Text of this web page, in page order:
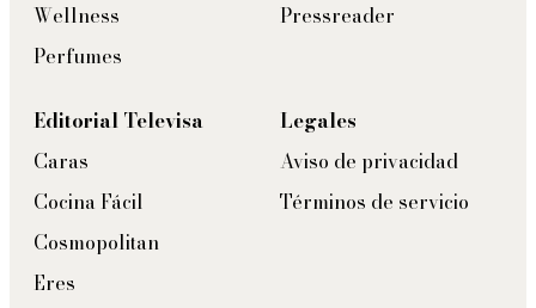
Wellness
Perfumes
Pressreader
Editorial Televisa
Caras
Cocina Fácil
Cosmopolitan
Eres
Legales
Aviso de privacidad
Términos de servicio